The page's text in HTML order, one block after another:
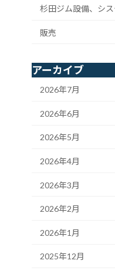
杉田ジム設備、シ
販売
アーカイブ
2026年7月
2026年6月
2026年5月
2026年4月
2026年3月
2026年2月
2026年1月
2025年12月